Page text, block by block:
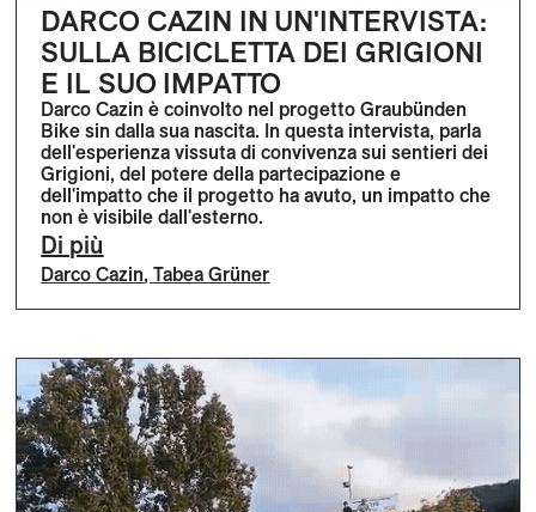
DARCO CAZIN IN UN'INTERVISTA:
SULLA BICICLETTA DEI GRIGIONI
E IL SUO IMPATTO
Darco Cazin è coinvolto nel progetto Graubünden
Bike sin dalla sua nascita. In questa intervista, parla
dell'esperienza vissuta di convivenza sui sentieri dei
Grigioni, del potere della partecipazione e
dell'impatto che il progetto ha avuto, un impatto che
non è visibile dall'esterno.
Di più
Darco Cazin,Tabea Grüner